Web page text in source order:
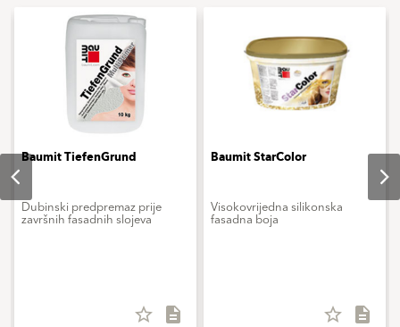
Baumit TiefenGrund
Dubinski predpremaz prije
završnih fasadnih slojeva
star_border description
Baumit StarColor
Visokovrijedna silikonska
fasadna boja
star_border description